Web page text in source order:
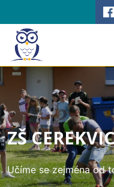
ZŠ
Učíme se zejména od